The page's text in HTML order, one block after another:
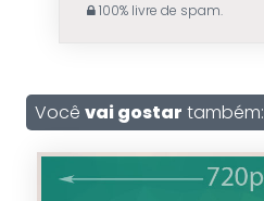
100% livre de spam.
Você vai gostar também: